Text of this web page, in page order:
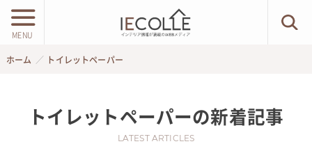
MENU
ホーム トイレットペーパー
トイレットペーパーの新着記事
LATEST ARTICLES